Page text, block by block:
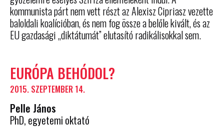
kommunista párt nem vett részt az Alexisz Cipriasz vezette
baloldali koalícióban, és nem fog össze a belőle kivált, és az
EU gazdasági „diktátumát” elutasító radikálisokkal sem.
EURÓPA BEHÓDOL?
2015. SZEPTEMBER 14.
Pelle János
PhD, egyetemi oktató